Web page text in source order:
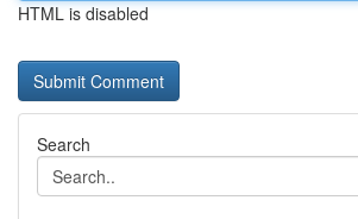
HTML is disabled
Search